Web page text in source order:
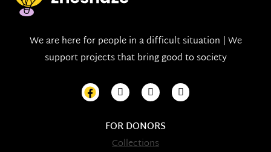
We are here for people in a difficult situation | We
support projects that bring good to society
FOR DONORS
Collections